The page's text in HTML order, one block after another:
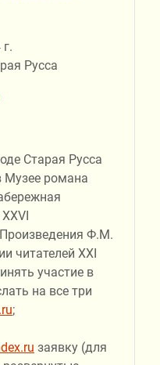
Русса
Старая Русса
Музее романа
ХХVI
Ф.М.
читателей ХХI
участие в
на все три
;
заявку (для